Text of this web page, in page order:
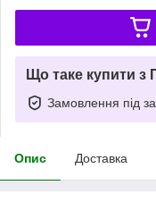
Що таке купити з
Замовлення під
Опис Доставка